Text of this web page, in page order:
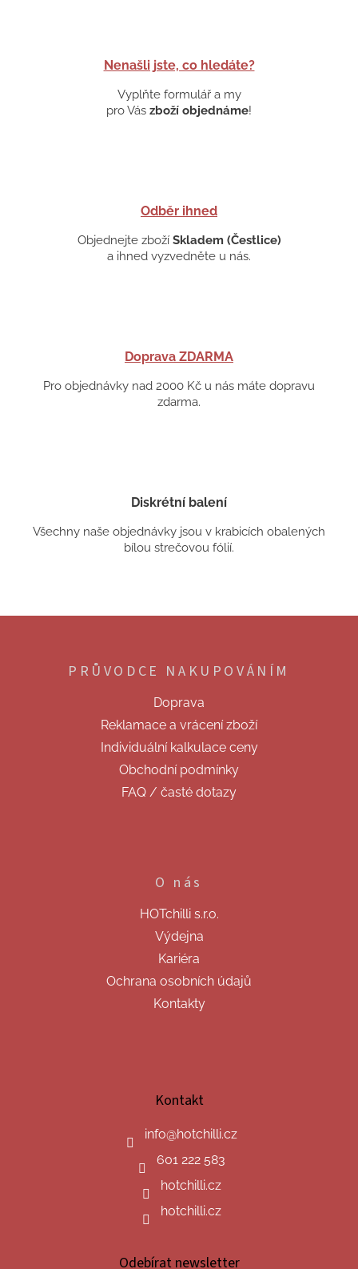
Nenašli jste, co hledáte?
Vyplňte formulář a my
pro Vás zboží objednáme!
Odběr ihned
Objednejte zboží Skladem (Čestlice)
a ihned vyzvedněte u nás.
Doprava ZDARMA
Pro objednávky nad 2000 Kč u nás máte dopravu
zdarma.
Diskrétní balení
Všechny naše objednávky jsou v krabicích obalených
bílou strečovou fólií.
Z
PRŮVODCE NAKUPOVÁNÍM
Doprava
Reklamace a vrácení zboží
Individuální kalkulace ceny
Obchodní podmínky
FAQ / časté dotazy
O nás
HOTchilli s.r.o.
Výdejna
Kariéra
Ochrana osobních údajů
Kontakty
Kontakt
info@hotchilli.cz
601 222 583
hotchilli.cz
hotchilli.cz
Odebírat newsletter